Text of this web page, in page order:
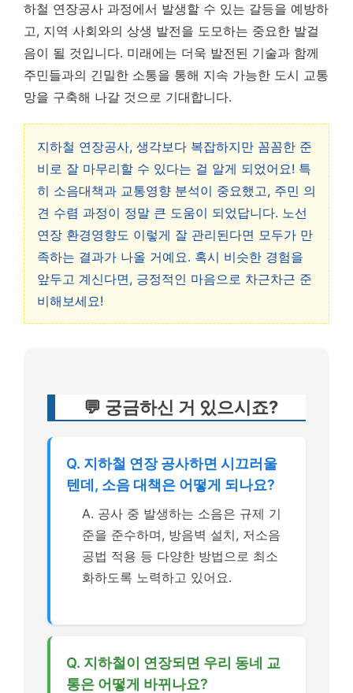
하철 연장공사 과정에서 발생할 수 있는 갈등을 예방하
고, 지역 사회와의 상생 발전을 도모하는 중요한 발걸
음이 될 것입니다. 미래에는 더욱 발전된 기술과 함께
주민들과의 긴밀한 소통을 통해 지속 가능한 도시 교통
망을 구축해 나갈 것으로 기대합니다.
지하철 연장공사, 생각보다 복잡하지만 꼼꼼한 준
비로 잘 마무리할 수 있다는 걸 알게 되었어요! 특
히 소음대책과 교통영향 분석이 중요했고, 주민 의
견 수렴 과정이 정말 큰 도움이 되었답니다. 노선
연장 환경영향도 이렇게 잘 관리된다면 모두가 만
족하는 결과가 나올 거예요. 혹시 비슷한 경험을
앞두고 계신다면, 긍정적인 마음으로 차근차근 준
비해보세요!
💬 궁금하신 거 있으시죠?
Q. 지하철 연장 공사하면 시끄러울
텐데, 소음 대책은 어떻게 되나요?
A. 공사 중 발생하는 소음은 규제 기
준을 준수하며, 방음벽 설치, 저소음
공법 적용 등 다양한 방법으로 최소
화하도록 노력하고 있어요.
Q. 지하철이 연장되면 우리 동네 교
통은 어떻게 바뀌나요?